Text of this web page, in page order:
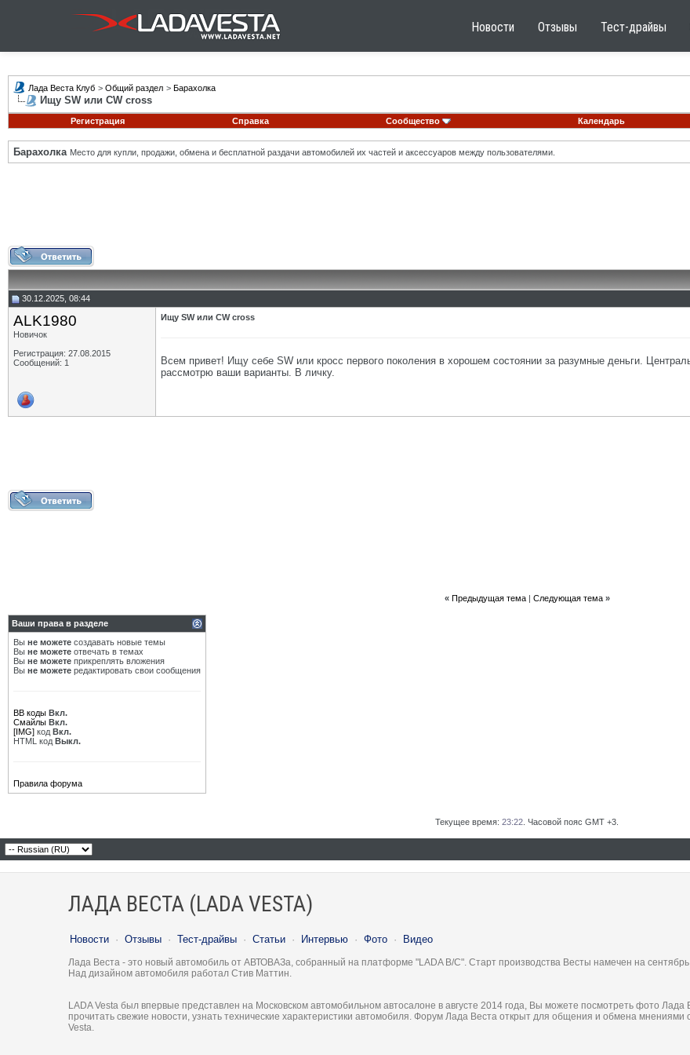
Новости Отзывы Тест-драйвы
Лада Веста Клуб > Общий раздел > Барахолка
Ищу SW или CW cross
Регистрация
Справка Сообщество Календарь
Барахолка Место для купли, продажи, обмена и бесплатной раздачи автомобилей их частей и аксессуаров между пользователями.
30.12.2025, 08:44
ALK1980
Новичок
Регистрация: 27.08.2015
Сообщений: 1
Ищу SW или CW cross
Всем привет! Ищу себе SW или кросс первого поколения в хорошем состоянии за разумные деньги.
рассмотрю ваши варианты. В личку.
« Предыдущая тема| Следующая тема »
Ваши права в разделе
Вы не можете создавать новые темы
Вы не можете отвечать в темах
Вы не можете прикреплять вложения
Вы не можете редактировать свои сообщения
BB коды Вкл.
Смайлы Вкл.
[IMG] код Вкл.
HTML код Выкл.
Правила форума
Текущее время: 23:22 . Часовой пояс GMT +3.
ЛАДА ВЕСТА (LADA VESTA)
Новости · Отзывы · Тест-драйвы · Статьи · Интервью · Фото · Видео
Лада Веста - это новый автомобиль от АВТОВАЗа, собранный на платформе "LADA B/C". Старт производства Весты намечен на сентябрь
Над дизайном автомобиля работал Стив Маттин.
LADA Vesta был впервые представлен на Московском автомобильном автосалоне в августе 2014 года, Вы можете посмотреть фото Лада
прочитать свежие новости, узнать технические характеристики автомобиля. Форум Лада Веста открыт для общения и обмена мнениями
Vesta.